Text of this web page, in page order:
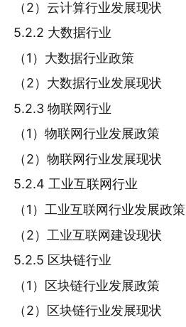
（2）云计算行业发展现状
5.2.2 大数据行业
（1）大数据行业政策
（2）大数据行业发展现状
5.2.3 物联网行业
（1）物联网行业发展政策
（2）物联网行业发展现状
5.2.4 工业互联网行业
（1）工业互联网行业发展政策
（2）工业互联网建设现状
5.2.5 区块链行业
（1）区块链行业发展政策
（2）区块链行业发展现状